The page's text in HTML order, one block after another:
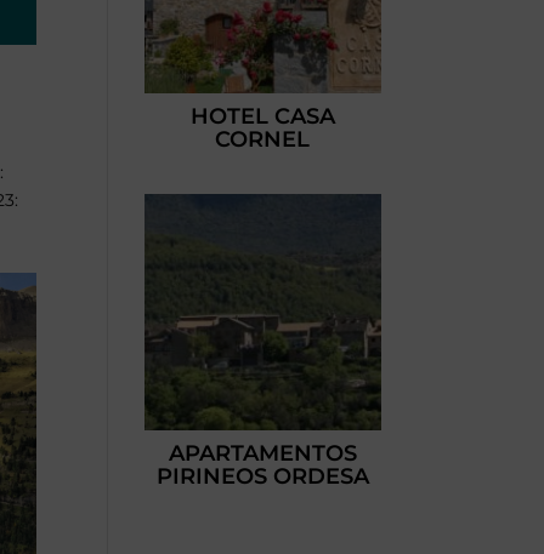
HOTEL CASA
CORNEL
APARTAMENTOS
PIRINEOS ORDESA